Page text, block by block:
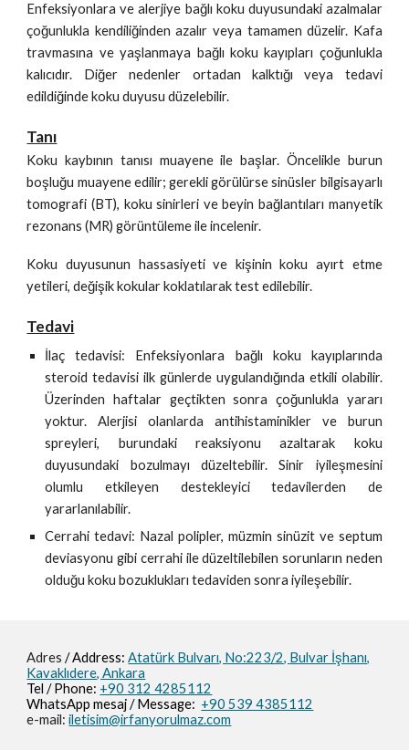
Enfeksiyonlara ve alerjiye bağlı koku duyusundaki azalmalar
çoğunlukla kendiliğinden azalır veya tamamen düzelir. Kafa
travmasına ve yaşlanmaya bağlı koku kayıpları çoğunlukla
kalıcıdır. Diğer nedenler ortadan kalktığı veya tedavi
edildiğinde koku duyusu düzelebilir.
Tanı
Koku kaybının tanısı muayene ile başlar. Öncelikle burun
boşluğu muayene edilir; gerekli görülürse sinüsler bilgisayarlı
tomografi (BT), koku sinirleri ve beyin bağlantıları manyetik
rezonans (MR) görüntüleme ile incelenir.
Koku duyusunun hassasiyeti ve kişinin koku ayırt etme
yetileri, değişik kokular koklatılarak test edilebilir.
Tedavi
İlaç tedavisi: Enfeksiyonlara bağlı koku kayıplarında
steroid tedavisi ilk günlerde uygulandığında etkili olabilir.
Üzerinden haftalar geçtikten sonra çoğunlukla yararı
yoktur. Alerjisi olanlarda antihistaminikler ve burun
spreyleri, burundaki reaksiyonu azaltarak koku
duyusundaki bozulmayı düzeltebilir. Sinir iyileşmesini
olumlu etkileyen destekleyici tedavilerden de
yararlanılabilir.
Cerrahi tedavi: Nazal polipler, müzmin sinüzitve septum
deviasyonu gibi cerrahi ile düzeltilebilen sorunların neden
olduğu koku bozuklukları tedaviden sonra iyileşebilir.
Adres/ Address: Atatürk Bulvarı, No:223/2, Bulvar İşhanı,
Kavaklıdere, Ankara
Tel / Phone: +90 312 4285112
WhatsApp mesaj / Message: +90 539 4385112
e-mail:iletisim@irfanyorulmaz.com